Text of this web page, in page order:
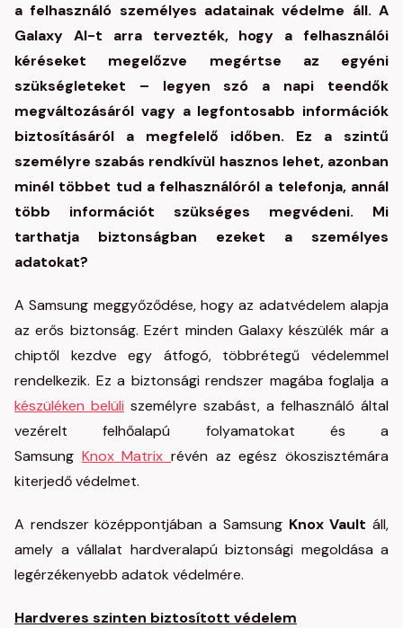
a felhasználó személyes adatainak védelme áll. A
Galaxy AI-t arra tervezték, hogy a felhasználói
kéréseket megelőzve megértse az egyéni
szükségleteket – legyen szó a napi teendők
megváltozásáról vagy a legfontosabb információk
biztosításáról a megfelelő időben. Ez a szintű
személyre szabás rendkívül hasznos lehet, azonban
minél többet tud a felhasználóról a telefonja, annál
több információt szükséges megvédeni. Mi
tarthatja biztonságban ezeket a személyes
adatokat?
A Samsung meggyőződése, hogy az adatvédelem alapja
az erős biztonság. Ezért minden Galaxy készülék már a
chiptől kezdve egy átfogó, többrétegű védelemmel
rendelkezik. Ez a biztonsági rendszer magába foglalja a
készüléken belüli személyre szabást, a felhasználó által
vezérelt felhőalapú folyamatokat és a
Samsung Knox Matrixrévén az egész ökoszisztémára
kiterjedő védelmet.
A rendszer középpontjában a Samsung Knox Vault áll,
amely a vállalat hardveralapú biztonsági megoldása a
legérzékenyebb adatok védelmére.
Hardveres szinten biztosított védelem